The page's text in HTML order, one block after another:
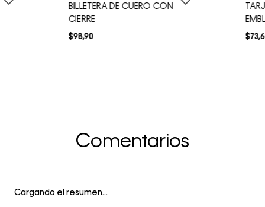
BILLETERA DE CUERO CON
CIERRE
$98,90 $73,
Comentarios
Cargando el resumen…